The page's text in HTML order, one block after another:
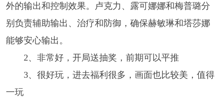
外的输出和控制效果。卢克力、露可娜娜和梅普璐分
别负责辅助输出、治疗和防御，确保赫敏琳和塔莎娜
能够安心输出。
2、非常好，开局送抽奖，前期可以平推
3、很好玩，进去福利很多，画面也比较美，值得
一玩